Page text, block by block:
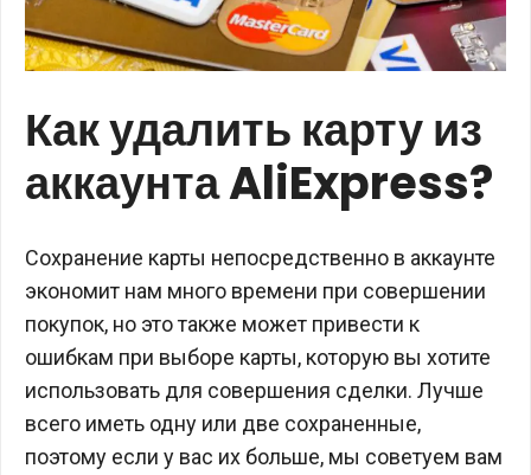
Как удалить карту из
аккаунта AliExpress?
Сохранение карты непосредственно в аккаунте
экономит нам много времени при совершении
покупок, но это также может привести к
ошибкам при выборе карты, которую вы хотите
использовать для совершения сделки. Лучше
всего иметь одну или две сохраненные,
поэтому если у вас их больше, мы советуем вам